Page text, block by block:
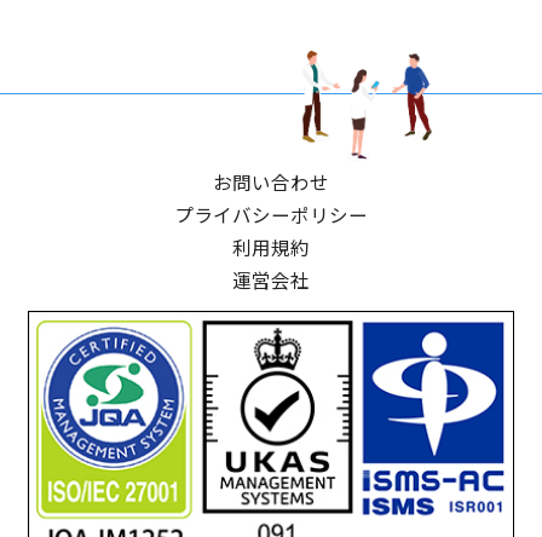
お問い合わせ
プライバシーポリシー
利用規約
運営会社